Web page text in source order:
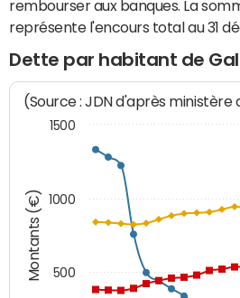
rembourser aux banques. La
représente l'encours total au 31
Dette par habitant de
Montants (€)
(Source : JDN d'après ministère
500
1000
1500